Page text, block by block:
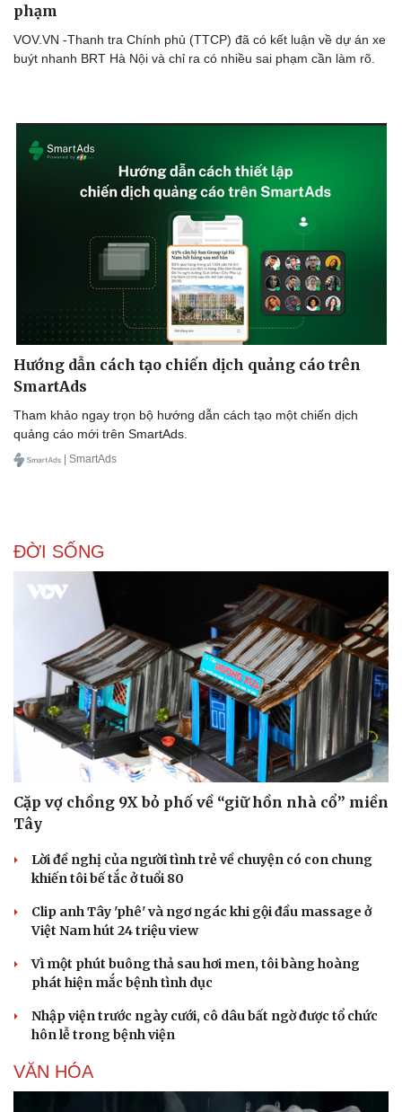
Du lịch
Tư vấn
check-in
Podcast
Câu chuyện thời sự
Đọc truyện đêm khuya
Cửa sổ tình yêu
Kể chuyện cho bé
phạm
VOV.VN -Thanh tra Chính phủ (TTCP) đã có kết luận về dự án xe
buýt nhanh BRT Hà Nội và chỉ ra có nhiều sai phạm cần làm rõ.
Hướng dẫn cách tạo chiến dịch quảng cáo trên
SmartAds
Tham khảo ngay trọn bộ hướng dẫn cách tạo một chiến dịch
quảng cáo mới trên SmartAds.
| SmartAds
ĐỜI SỐNG
Cặp vợ chồng 9X bỏ phố về “giữ hồn nhà cổ” miền
Tây
Lời đề nghị của người tình trẻ về chuyện có con chung
khiến tôi bế tắc ở tuổi 80
Clip anh Tây 'phê' và ngơ ngác khi gội đầu massage ở
Việt Nam hút 24 triệu view
Vì một phút buông thả sau hơi men, tôi bàng hoàng
phát hiện mắc bệnh tình dục
Nhập viện trước ngày cưới, cô dâu bất ngờ được tổ chức
hôn lễ trong bệnh viện
VĂN HÓA